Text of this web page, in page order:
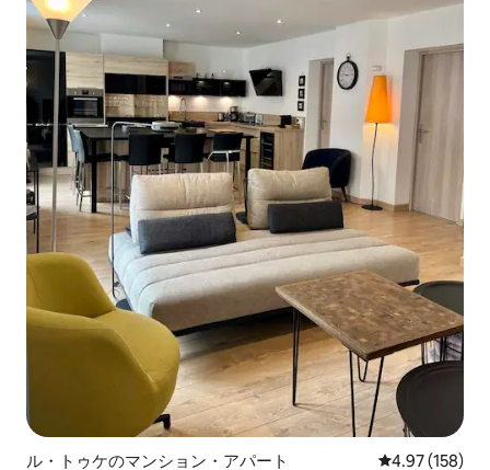
ル・トゥケのマンション・アパート レビュー158
4.97 (158)